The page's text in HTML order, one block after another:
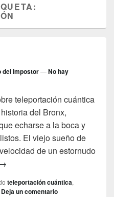
del Impostor—No hay
teleportación cuántica
del Bronx,
echarse a la boca y
El viejo sueño de
de un estornudo
Contradicciones
→
teleportación cuántica,
Deja un comentario